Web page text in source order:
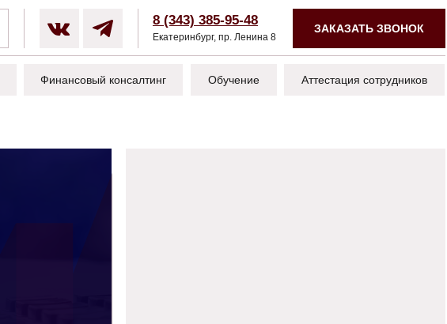
ЗАКАЗАТЬ ЗВОНОК
8 (343) 385-95-48
Екатеринбург, пр. Ленина 8
Аттестация сотрудников
Обучение
Финансовый консалтинг